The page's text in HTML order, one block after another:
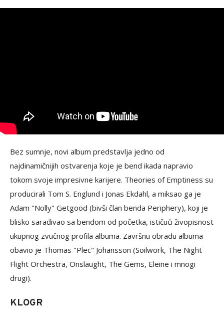
Bez sumnje, novi album predstavlja jedno od
najdinamičnijih ostvarenja koje je bend ikada napravio
tokom svoje impresivne karijere. Theories of Emptiness su
producirali Tom S. Englund i Jonas Ekdahl, a miksao ga je
Adam "Nolly" Getgood (bivši član benda Periphery), koji je
blisko sarađivao sa bendom od početka, ističući živopisnost
ukupnog zvučnog profila albuma. Završnu obradu albuma
obavio je Thomas "Plec" Johansson (Soilwork, The Night
Flight Orchestra, Onslaught, The Gems, Eleine i mnogi
drugi).
KLOGR